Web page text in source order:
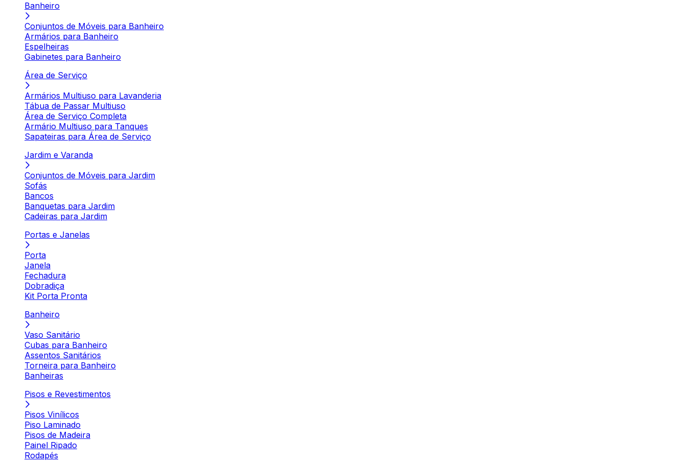
Banheiro
Conjuntos de Móveis para Banheiro
Armários para Banheiro
Espelheiras
Gabinetes para Banheiro
Área de Serviço
Armários Multiuso para Lavanderia
Tábua de Passar Multiuso
Área de Serviço Completa
Armário Multiuso para Tanques
Sapateiras para Área de Serviço
Jardim e Varanda
Conjuntos de Móveis para Jardim
Sofás
Bancos
Banquetas para Jardim
Cadeiras para Jardim
Portas e Janelas
Porta
Janela
Fechadura
Dobradiça
Kit Porta Pronta
Banheiro
Vaso Sanitário
Cubas para Banheiro
Assentos Sanitários
Torneira para Banheiro
Banheiras
Pisos e Revestimentos
Pisos Vinílicos
Piso Laminado
Pisos de Madeira
Painel Ripado
Rodapés